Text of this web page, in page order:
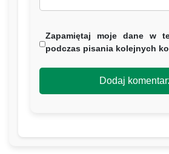
Zapamiętaj moje dane w
podczas pisania kolejnych